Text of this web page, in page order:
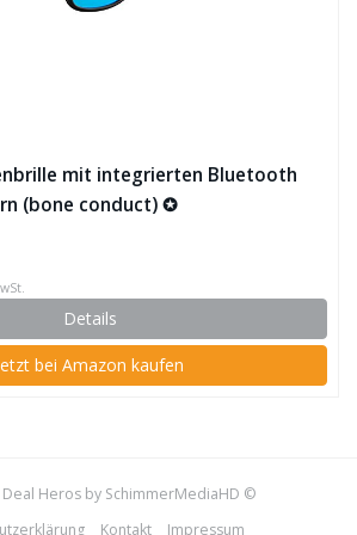
mit integrierten Bluetooth
(bone conduct) ✪
Details
bei Amazon kaufen
Deal Heros by SchimmerMediaHD ©
Kontakt Impressum